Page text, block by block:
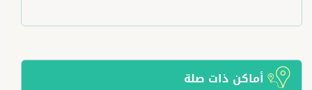
أماكن ذات صلة